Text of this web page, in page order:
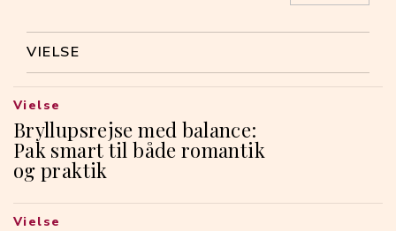
VIELSE
Bryllupsrejse med balance:
Pak smart til både romantik
og praktik
Vielse
Vielse